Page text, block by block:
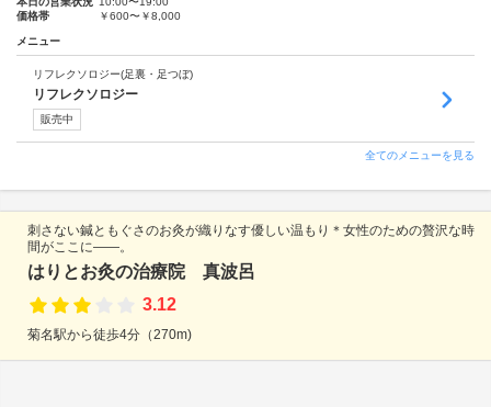
価格帯
￥600〜￥8,000
メニュー
リフレクソロジー(足裏・足つぼ)
リフレクソロジー
販売中
全てのメニューを見る
刺さない鍼ともぐさのお灸が織りなす優しい温もり＊女性のための贅沢な時
間がここに――。
はりとお灸の治療院 真波呂
3.12
菊名駅から徒歩4分（270m)